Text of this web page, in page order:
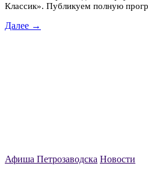
Классик». Публикуем полную
Далее →
Афиша Петрозаводска Новости